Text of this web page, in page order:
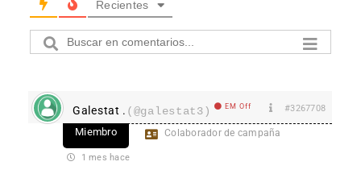
Recientes
Galestat . (@galestat3) EM Off #3267708
Miembro Colaborador de campaña
1 mes hace